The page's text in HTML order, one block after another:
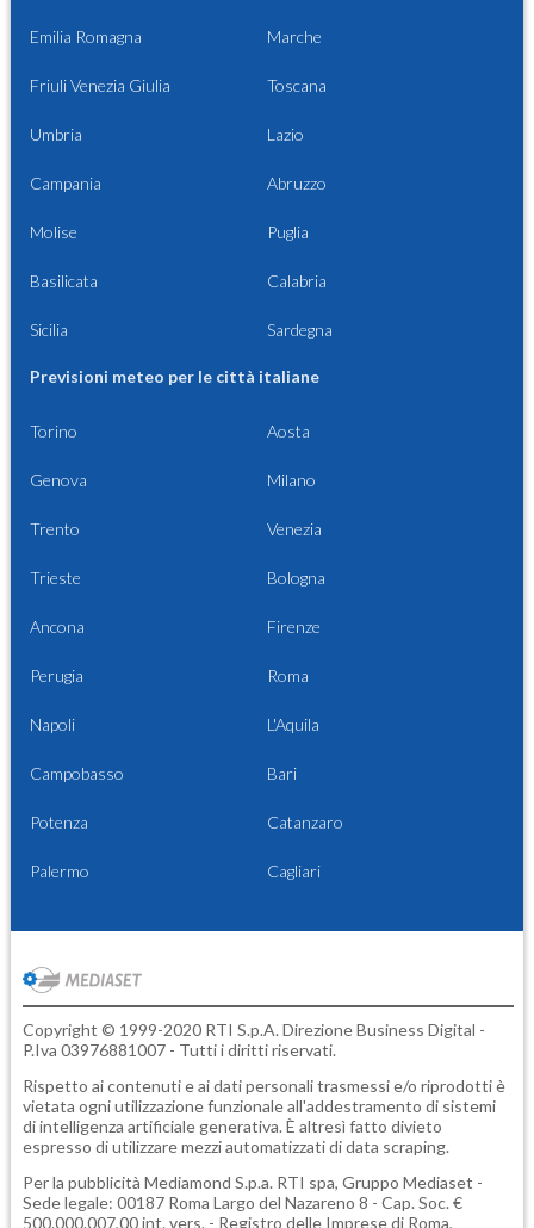
Emilia Romagna Marche
Friuli Venezia Giulia Toscana
Umbria Lazio
Campania Abruzzo
Molise Puglia
Basilicata Calabria
Sicilia Sardegna
Previsioni meteo per le città italiane
Torino Aosta
Genova Milano
Trento Venezia
Trieste Bologna
Ancona Firenze
Perugia Roma
Napoli L'Aquila
Campobasso Bari
Potenza Catanzaro
Palermo Cagliari
Copyright © 1999-2020 RTI S.p.A. Direzione Business Digital -
P.Iva 03976881007 - Tutti i diritti riservati.
Rispetto ai contenuti e ai dati personali trasmessi e/o riprodotti è
vietata ogni utilizzazione funzionale all'addestramento di sistemi
di intelligenza artificiale generativa. È altresì fatto divieto
espresso di utilizzare mezzi automatizzati di data scraping.
Per la pubblicità Mediamond S.p.a. RTI spa, Gruppo Mediaset -
Sede legale: 00187 Roma Largo del Nazareno 8 - Cap. Soc. €
500.000.007,00 int. vers. - Registro delle Imprese di Roma,